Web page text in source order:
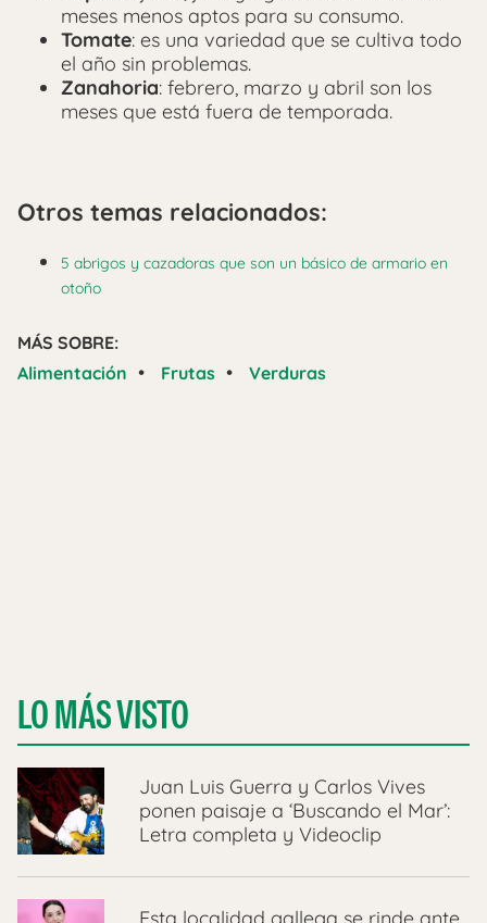
meses menos aptos para su consumo.
Tomate: es una variedad que se cultiva todo
el año sin problemas.
Zanahoria: febrero, marzo y abril son los
meses que está fuera de temporada.
Otros temas relacionados:
5 abrigos y cazadoras que son un básico de armario en
otoño
MÁS SOBRE:
Alimentación • Frutas • Verduras
LO MÁS VISTO
Juan Luis Guerra y Carlos Vives
ponen paisaje a ‘Buscando el Mar’:
Letra completa y Videoclip